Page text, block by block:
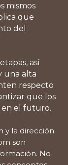
mismos
que
del
así
una alta
respecto
que los
en el futuro.
y la dirección
son
No